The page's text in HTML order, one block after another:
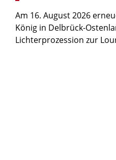
Am 16. August 2026
König in Delbrück-
Lichterprozession zur